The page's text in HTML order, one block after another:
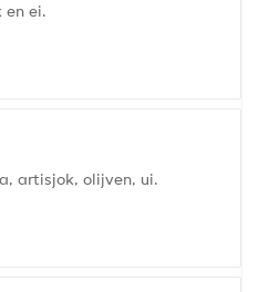
en ei.
artisjok, olijven, ui.